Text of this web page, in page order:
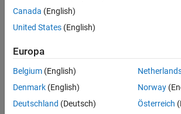
Canada (English)
United States (English)
Europa
Belgium (English)
Denmark (English)
Deutschland (Deutsch)
Norway
Österreich
Centro di fiducia
Informativa sulla
Antipirateria
Stato dell'applicazione